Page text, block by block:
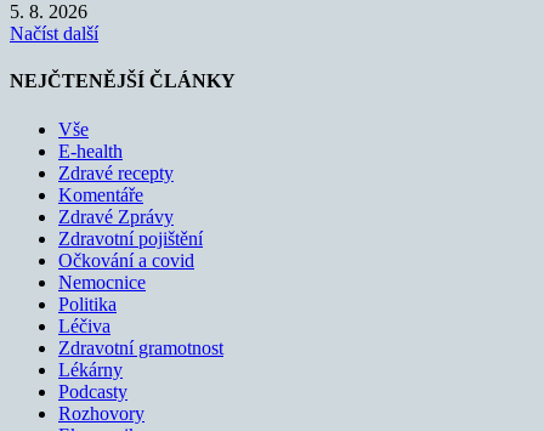
5. 8. 2026
Načíst další
NEJČTENĚJŠÍ ČLÁNKY
Vše
E-health
Zdravé recepty
Komentáře
Zdravé Zprávy
Zdravotní pojištění
Očkování a covid
Nemocnice
Politika
Léčiva
Zdravotní gramotnost
Lékárny
Podcasty
Rozhovory